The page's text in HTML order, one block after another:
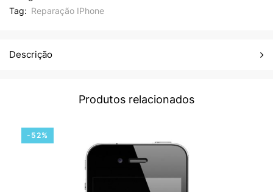
Tag: Reparação IPhone
Descrição
Produtos relacionados
-52%